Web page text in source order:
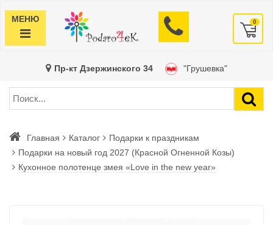
МЕНЮ 0
Пр-кт Дзержинского 34 "Грушевка"
Главная Каталог
Подарки к праздникам
Подарки на новый год 2027 (Красной Огненной Козы)
Кухонное полотенце змея «Love in the new year»